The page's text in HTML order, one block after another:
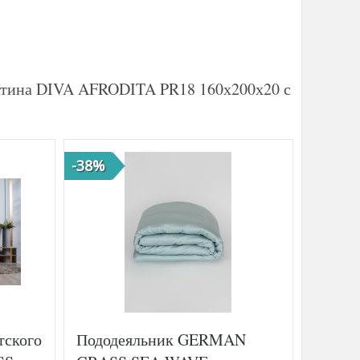
DIVA AFRODITA PR18 160х200х20 с
-38%
Пододеяльник GERMAN